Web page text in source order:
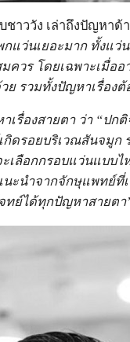
าววัง เล่าถึงปัญหาด้
ว่นเยอะมาก ทั้งแ
ควร โดยเฉพาะเมื่
รวมทั้งปัญหาเรื่องต้
รื่องสายตา ว่า “ปก
ดรอยบริเวณสันจมู
ลือกกรอบแว่นแบบ
ะนำจากจักษุแพทย์
ทย์ได้ทุกปัญหาสายตา